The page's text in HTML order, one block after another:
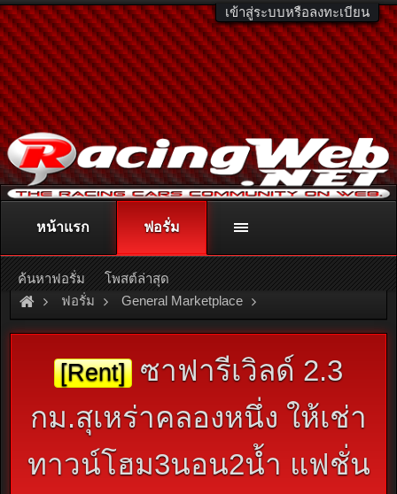
เข้าสู่ระบบหรือลงทะเบียน
ติดต่อลงโฆษณา racingweb@gmail.comหรือโทร. 081-811-1138
หรืออ่านรายละเอียดเพิ่มเติม คลิกที่นี่
ฟอรั่ม General Marketplace
สินค้าทั่วไป ไม่มีหมวดหมู่
[Rent] ซาฟารีเวิลด์ 2.3
กม.สุเหร่าคลองหนึ่ง ให้เช่า
ทาวน์โฮม3นอน2น้ำ แฟชั่น
หน้าแรก ฟอรั่ม
ค้นหาฟอรั่ม โพสต์ล่าสุด